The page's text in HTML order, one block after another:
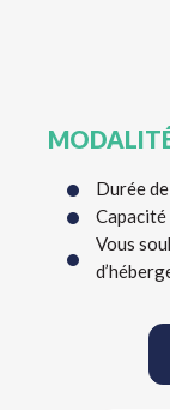
Durée
Capacité
Vous